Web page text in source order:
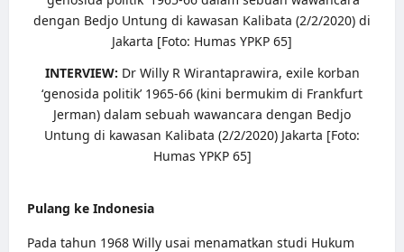
INTERVIEW: Dr Willy R Wirantaprawira, exile korban
‘genosida politik’ 1965-66 (kini bermukim di Frankfurt
Jerman) dalam sebuah wawancara dengan Bedjo
Untung di kawasan Kalibata (2/2/2020) Jakarta [Foto:
Humas YPKP 65]
Pulang ke Indonesia
Pada tahun 1968 Willy usai menamatkan studi Hukum